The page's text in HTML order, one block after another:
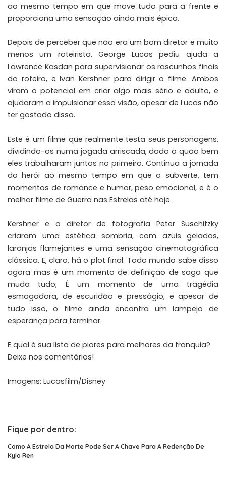
ao mesmo tempo em que move tudo para a frente e
proporciona uma sensação ainda mais épica.
Depois de perceber que não era um bom diretor e muito
menos um roteirista, George Lucas pediu ajuda a
Lawrence Kasdan para supervisionar os rascunhos finais
do roteiro, e Ivan Kershner para dirigir o filme. Ambos
viram o potencial em criar algo mais sério e adulto, e
ajudaram a impulsionar essa visão, apesar de Lucas não
ter gostado disso.
Este é um filme que realmente testa seus personagens,
dividindo-os numa jogada arriscada, dado o quão bem
eles trabalharam juntos no primeiro. Continua a jornada
do herói ao mesmo tempo em que o subverte, tem
momentos de romance e humor, peso emocional, e é o
melhor filme de Guerra nas Estrelas até hoje.
Kershner e o diretor de fotografia Peter Suschitzky
criaram uma estética sombria, com azuis gelados,
laranjas flamejantes e uma sensação cinematográfica
clássica. E, claro, há o plot final. Todo mundo sabe disso
agora mas é um momento de definição de saga que
muda tudo; É um momento de uma tragédia
esmagadora, de escuridão e presságio, e apesar de
tudo isso, o filme ainda encontra um lampejo de
esperança para terminar.
E qual é sua lista de piores para melhores da franquia?
Deixe nos comentários!
Imagens: Lucasfilm/Disney
Fique por dentro:
Como A Estrela Da Morte Pode Ser A Chave Para A Redenção De
Kylo Ren